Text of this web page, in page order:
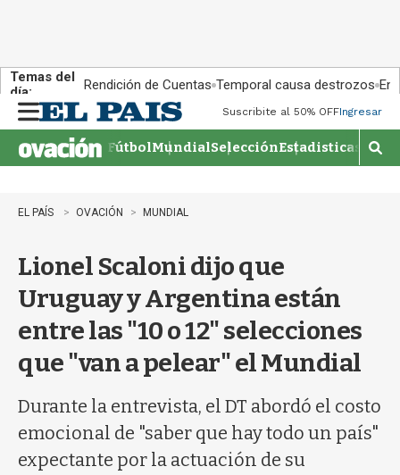
Temas del
día:
Rendición de Cuentas Temporal causa destrozos En
n
u
Suscribite al 50% OFFIngresar
FútbolMundialSelecciónEstadisticas
M
o
a
EL PAÍS OVACIÓN MUNDIAL
Lionel Scaloni dijo que
Uruguay y Argentina están
entre las "10 o 12" selecciones
que "van a pelear" el Mundial
Durante la entrevista, el DT abordó el costo
emocional de "saber que hay todo un país"
expectante por la actuación de su